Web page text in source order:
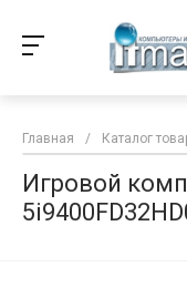
Главная / Каталог
Игровой